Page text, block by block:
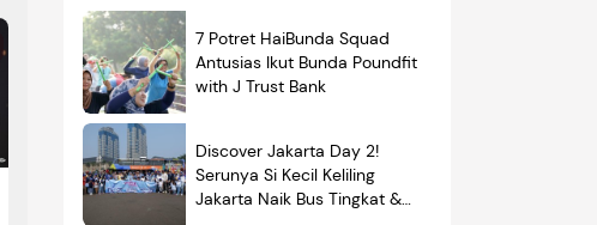
7 Potret HaiBunda Squad
Antusias Ikut Bunda Poundfit
with J Trust Bank
Discover Jakarta Day 2!
Serunya Si Kecil Keliling
Jakarta Naik Bus Tingkat &